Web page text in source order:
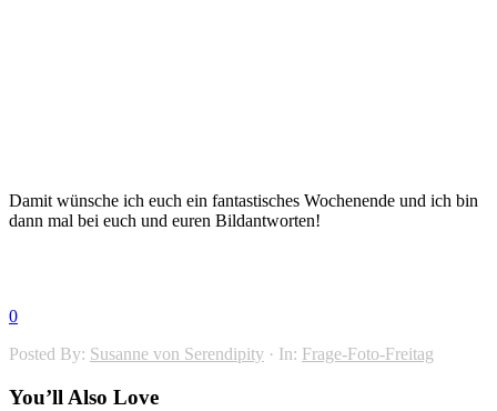
Damit wünsche ich euch ein fantastisches Wochenende und ich bin
dann mal bei euch und euren Bildantworten!
0
Posted By: Susanne von Serendipity · In: Frage-Foto-Freitag
You’ll Also Love